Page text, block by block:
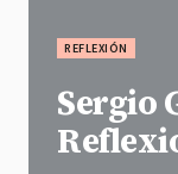
REFLEXIÓN
Sergio